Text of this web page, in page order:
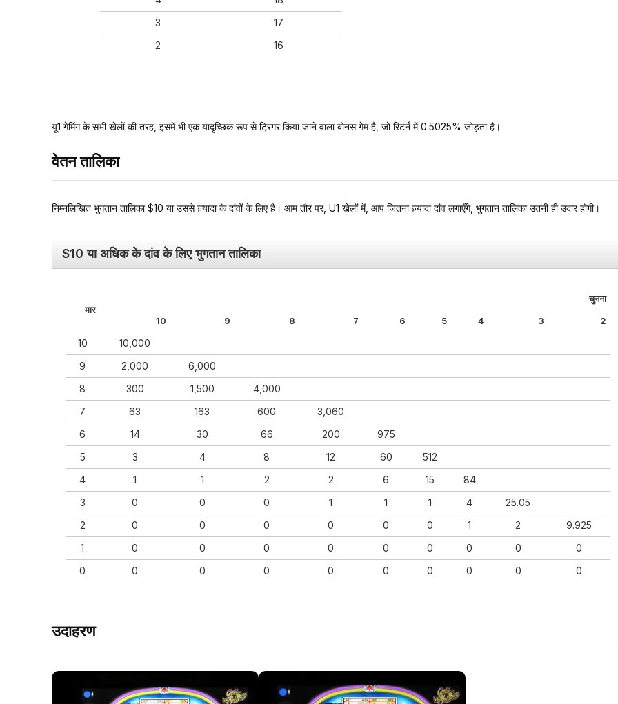
3
17
2
16
यू1 गेमिंग के सभी खेलों की तरह, इसमें भी एक यादृच्छिक रूप से ट्रिगर किया जाने वाला बोनस गेम है, जो रिटर्न में 0.5025% जोड़ता है।
वेतन तालिका
निम्नलिखित भुगतान तालिका $10 या उससे ज़्यादा के दांवों के लिए है। आम तौर पर, U1 खेलों में, आप जितना ज़्यादा दांव लगाएँगे, भुगतान तालिका उतनी ही उदार होगी।
$10 या अधिक के दांव के लिए भुगतान तालिका
मार
चुनना
10
9 8 7 6 5 4 3 2
10
10,000
9
2,000
6,000
8
300 1,500
4,000
7
63 163 600
3,060
6
14 30 66 200
975
5
3 4 8 12 60
512
4
1 1 2 2 6 15
84
3
0 0 0 1 1 1 4
25.05
2
0 0 0 0 0 0 1 2
9.925
1
0 0 0 0 0 0 0 0
0
0
0 0 0 0 0 0 0 0 0
उदाहरण